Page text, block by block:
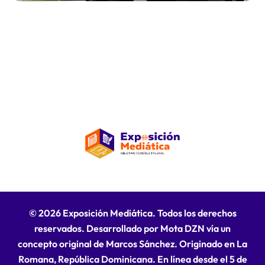
© 2026 Exposición Mediática. Todos los derechos
reservados. Desarrollado por Mota DZN vía un
concepto original de Marcos Sánchez. Originado en La
Romana, República Dominicana. En línea desde el 5 de